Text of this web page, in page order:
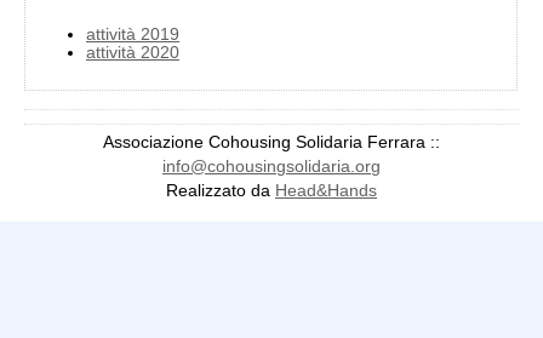
attività 2019
attività 2020
Patek Philippe Replica Watches Patek Philippe Aquanaut Replica
Patek Philippe Calatrava Replica Patek Philippe Complications
Patek Philippe Nautilus Replica Replica Watches
Gray Vinyl Wraps Grey Vinyl Wrap
Associazione Cohousing Solidaria Ferrara ::
info@cohousingsolidaria.org
Realizzato da Head&Hands